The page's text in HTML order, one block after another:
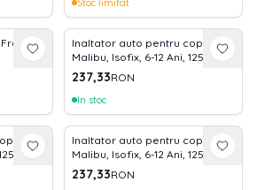
Stoc limitat
Inaltator auto pentru copii,
Malibu, Isofix, 6-12 Ani, 125-150
cm, cu conectori pentru ghidaj,
Grey
237,33RON
In stoc
150
ghidaj,
Inaltator auto pentru copii,
Malibu, Isofix, 6-12 Ani, 125-150
cm, cu conectori pentru ghidaj,
Black
237,33RON